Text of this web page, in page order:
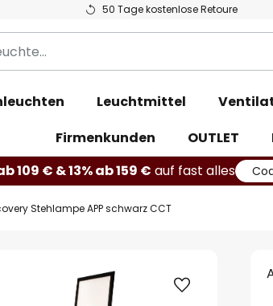
50 Tage kostenlose Retoure
Leuchtmittel
Firmenkunden
OUTLET
109 € & 13% ab 159 € auf fast alles
Stehlampe APP schwarz CCT